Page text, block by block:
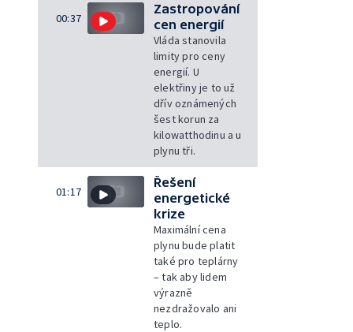
00:37
Zastropování
cen energií
Vláda stanovila
limity pro ceny
energií. U
elektřiny je to už
dřív oznámených
šest korun za
kilowatthodinu a u
plynu tři.
01:17
Řešení
energetické
krize
Maximální cena
plynu bude platit
také pro teplárny
– tak aby lidem
výrazně
nezdražovalo ani
teplo.